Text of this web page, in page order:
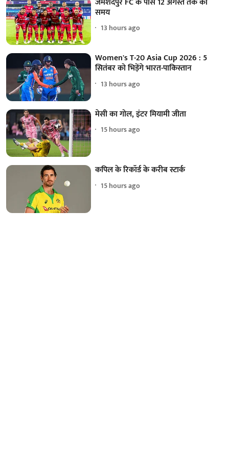
समय
13 hours ago
Women's T-20 Asia Cup 2026 : 5
सितंबर को भिड़ेंगे भारत-पाकिस्तान
13 hours ago
मेसी का गोल, इंटर मियामी जीता
15 hours ago
कपिल के रिकॉर्ड के करीब स्टार्क
15 hours ago